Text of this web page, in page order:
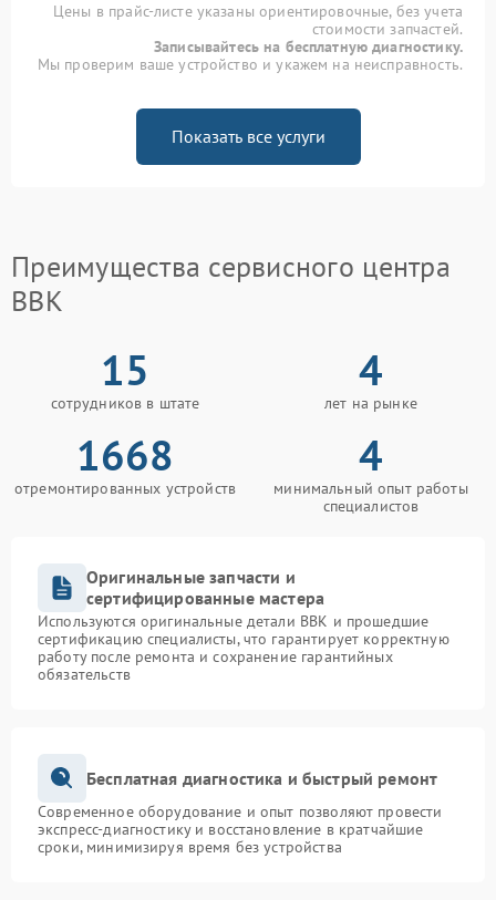
Цены в прайс-листе указаны ориентировочные, без учета
стоимости запчастей.
Записывайтесь на бесплатную диагностику.
Мы проверим ваше устройство и укажем на неисправность.
Показать все услуги
Преимущества сервисного центра
BBK
15
сотрудников в штате
4
лет на рынке
1668
отремонтированных устройств
4
минимальный опыт работы
специалистов
Оригинальные запчасти и
сертифицированные мастера
Используются оригинальные детали BBK и прошедшие
сертификацию специалисты, что гарантирует корректную
работу после ремонта и сохранение гарантийных
обязательств
Бесплатная диагностика и быстрый ремонт
Современное оборудование и опыт позволяют провести
экспресс-диагностику и восстановление в кратчайшие
сроки, минимизируя время без устройства